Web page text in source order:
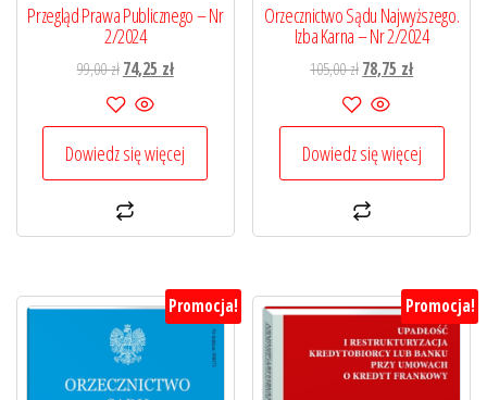
Przegląd Prawa Publicznego – Nr
2/2024
99,00złPierwotna
cena
wynosiła:
99,00 zł.
74,25 złAktualna
74,25 zł.
Dowiedz się więcej
Orzecznictwo Sądu Najwyższego.
Izba Karna – Nr 2/2024
105,00złPierwotna
cena
wynosiła:
105,00 zł.
78,75 złAktualna
78,75 zł.
Dowiedz się więcej
Promocja! Promocja!